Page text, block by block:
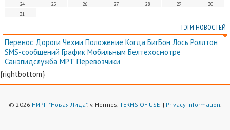
24
25 26 27 28 29
30
31
ТЭГИ НОВОСТЕЙ
Перенос Дороги Чехии Положение Когда БигБон Лось Роллтон
SMS-сообщений График Мобильным Белтехосмотре
Санэпидслужба МРТ Перевозчики
{rightbottom}
© 2026 НИРП "Новая Лида". v. Hermes. TERMS OF USE|| Privacy Information.